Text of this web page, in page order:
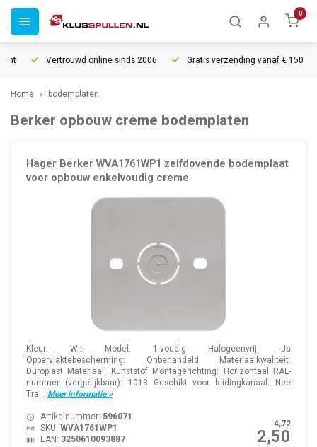
0
Vertrouwd online sinds 2006 Gratis verzending vanaf € 150
Home bodemplaten
Berker opbouw creme bodemplaten
Hager Berker WVA1761WP1 zelfdovende bodemplaat
voor opbouw enkelvoudig creme
Kleur: Wit Model: 1-voudig Halogeenvrij: Ja
Oppervlaktebescherming: Onbehandeld Materiaalkwaliteit:
Duroplast Materiaal: Kunststof Montagerichting: Horizontaal RAL-
nummer (vergelijkbaar): 1013 Geschikt voor leidingkanaal: Nee
Tra... Meer informatie »
4,72
2,50
Artikelnummer: 596071
SKU: WVA1761WP1
EAN: 3250610093887